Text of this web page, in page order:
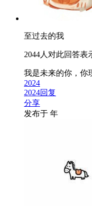
至过去的我
2044人对此回答表
我是未来的你，你
2024
2024回复
分享
发布于 年